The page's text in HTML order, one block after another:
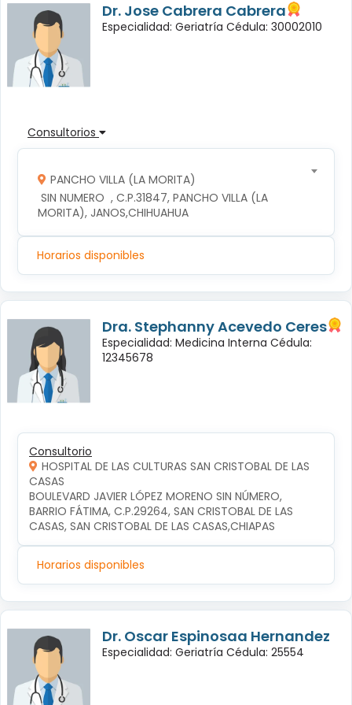
Dr. Jose Cabrera Cabrera
Especialidad: Geriatría Cédula: 30002010
Consultorios
PANCHO VILLA (LA MORITA)
MORITA), JANOS,CHIHUAHUA
Horarios disponibles
Dra. Stephanny Acevedo Ceres
Especialidad: Medicina Interna Cédula:
12345678
Consultorio
HOSPITAL DE LAS CULTURAS SAN CRISTOBAL DE LAS
CASAS
BOULEVARD JAVIER LÓPEZ MORENO SIN NÚMERO,
BARRIO FÁTIMA, C.P.29264, SAN CRISTOBAL DE LAS
CASAS, SAN CRISTOBAL DE LAS CASAS,CHIAPAS
Horarios disponibles
Dr. Oscar Espinosaa Hernandez
Especialidad: Geriatría Cédula: 25554